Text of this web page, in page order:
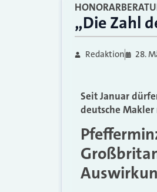
„Die Zahl
Redaktion 28.
Seit Januar
deutsche